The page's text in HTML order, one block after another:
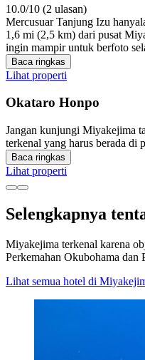
10.0/10 (2 ulasan)
Mercusuar Tanjung Izu
1,6 mi (2,5 km) dari pusat
ingin mampir untuk berfoto
Baca ringkas
Lihat properti
Okataro Honpo
Jangan kunjungi Miyakejima
terkenal yang harus berada di
Baca ringkas
Lihat properti
Selengkapnya
Miyakejima terkenal karena
Perkemahan Okubohama dan
Lihat semua hotel di